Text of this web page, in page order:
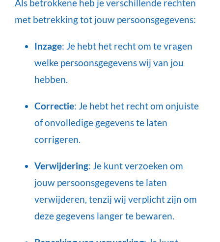
Als betrokkene heb je verschillende rechten
met betrekking tot jouw persoonsgegevens:
Inzage: Je hebt het recht om te vragen
welke persoonsgegevens wij van jou
hebben.
Correctie: Je hebt het recht om onjuiste
of onvolledige gegevens te laten
corrigeren.
Verwijdering: Je kunt verzoeken om
jouw persoonsgegevens te laten
verwijderen, tenzij wij verplicht zijn om
deze gegevens langer te bewaren.